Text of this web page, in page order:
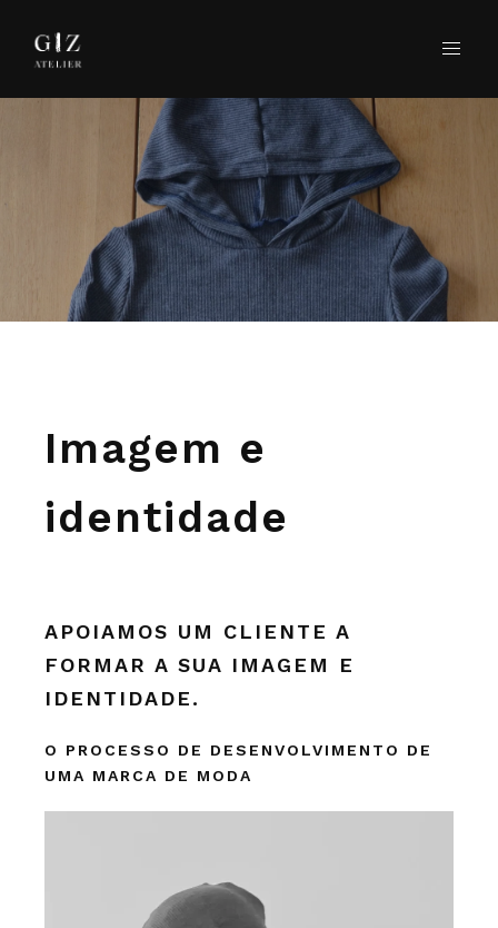
Imagem e
identidade
APOIAMOS UM CLIENTE A
FORMAR A SUA IMAGEM E
IDENTIDADE.
O PROCESSO DE DESENVOLVIMENTO DE
UMA MARCA DE MODA